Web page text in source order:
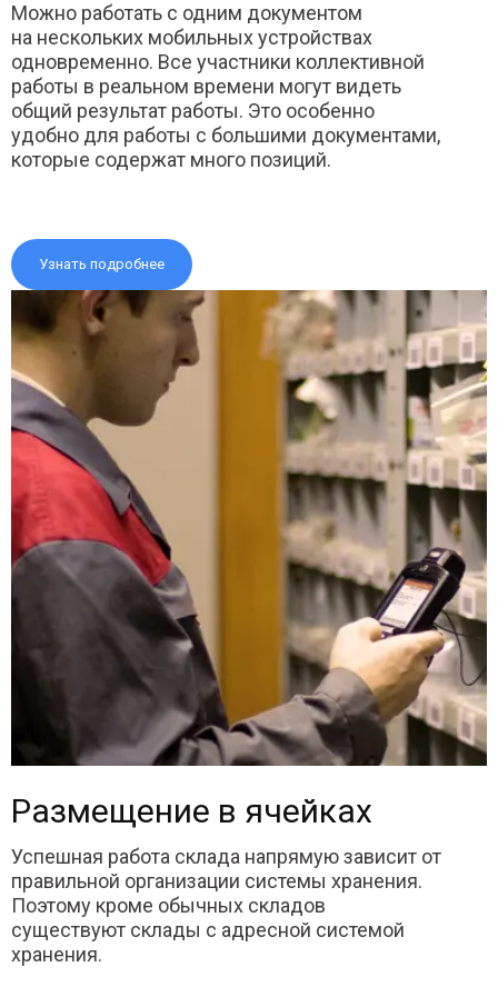
Можно работать с одним документом
на нескольких мобильных устройствах
одновременно. Все участники коллективной
работы в реальном времени могут видеть
общий результат работы. Это особенно
удобно для работы с большими документами,
которые содержат много позиций.
Узнать подробнее
Размещение в ячейках
Успешная работа склада напрямую зависит от
правильной организации системы хранения.
Поэтому кроме обычных складов
существуют склады с адресной системой
хранения.